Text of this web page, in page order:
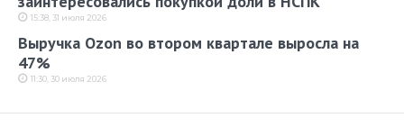
15:38, 31 июля 2026
Выручка Ozon во втором квартале выросла на
47%
11:30, 30 июля 2026